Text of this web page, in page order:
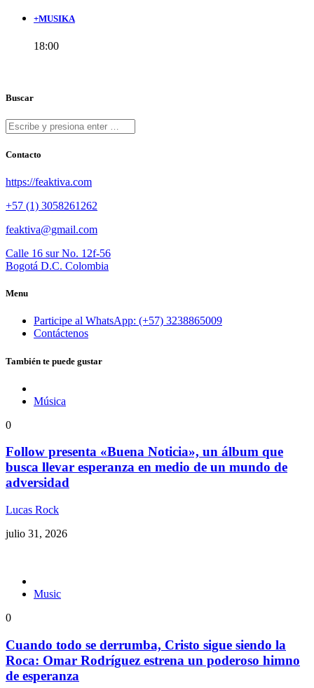
+MUSIKA
18:00
Buscar
Contacto
https://feaktiva.com
+57 (1) 3058261262
feaktiva@gmail.com
Calle 16 sur No. 12f-56
Bogotá D.C. Colombia
Menu
Participe al WhatsApp: (+57) 3238865009
Contáctenos
También te puede gustar
Música
0
Follow presenta «Buena Noticia», un álbum que
busca llevar esperanza en medio de un mundo de
adversidad
Lucas Rock
julio 31, 2026
Music
0
Cuando todo se derrumba, Cristo sigue siendo la
Roca: Omar Rodríguez estrena un poderoso himno
de esperanza